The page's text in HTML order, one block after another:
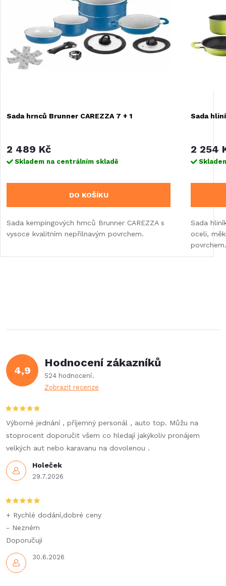
Sada hrnců Brunner CAREZZA 7 + 1
2 489 Kč
Skladem na centrálním skladě
DO KOŠÍKU
Sada kempingových hrnců Brunner CAREZZA s
vysoce kvalitním nepřilnavým povrchem.
Sada
2 254
Sada
oceli,
4,9
Hodnocení zákazníků
524 hodnocení
Zobrazit recenze
Holeček
29.7.2026
Výborné jednání , příjemný personál , auto top. Můžu na
stoprocent doporučit všem co hledají jakýkoliv pronájem
velkých aut nebo karavanu na dovolenou .
30.6.2026
+ Rychlé dodání,dobré ceny
- Nezném
Doporučuji